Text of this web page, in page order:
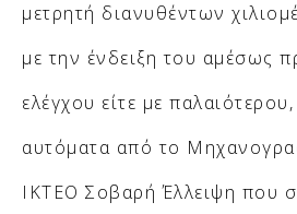
μετρητή διανυθέντων
με την ένδειξη του αμέσως
ελέγχου είτε με
αυτόματα από το
ΙΚΤΕΟ Σοβαρή Έλλειψη που